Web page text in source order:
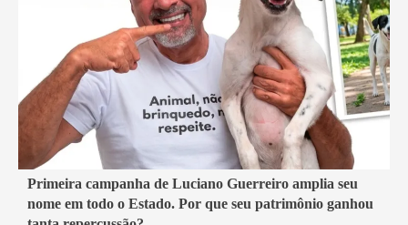
4 min read
Política
Rio de Janeiro
Primeira campanha de Luciano Guerreiro amplia seu
nome em todo o Estado. Por que seu patrimônio ganhou